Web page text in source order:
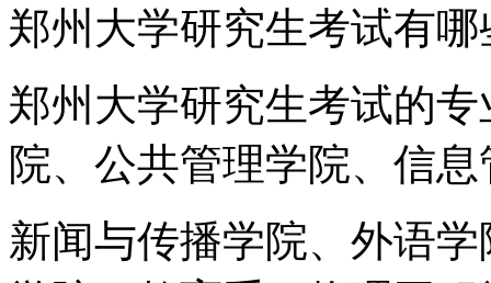
郑州大学研究生考试有哪
郑州大学研究生考试的
院、公共管理学院、信
新闻与传播学院、外语